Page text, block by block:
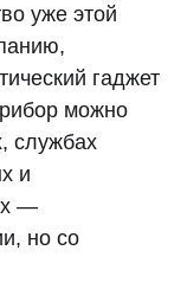
уже этой
гаджет
можно
службах
и
—
но со